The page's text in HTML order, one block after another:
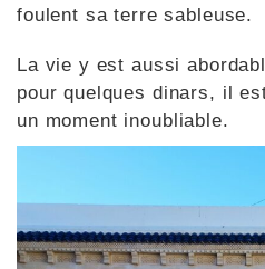
foulent sa terre sableuse.
La vie y est aussi
pour quelques dinars, il
un moment inoubliable.